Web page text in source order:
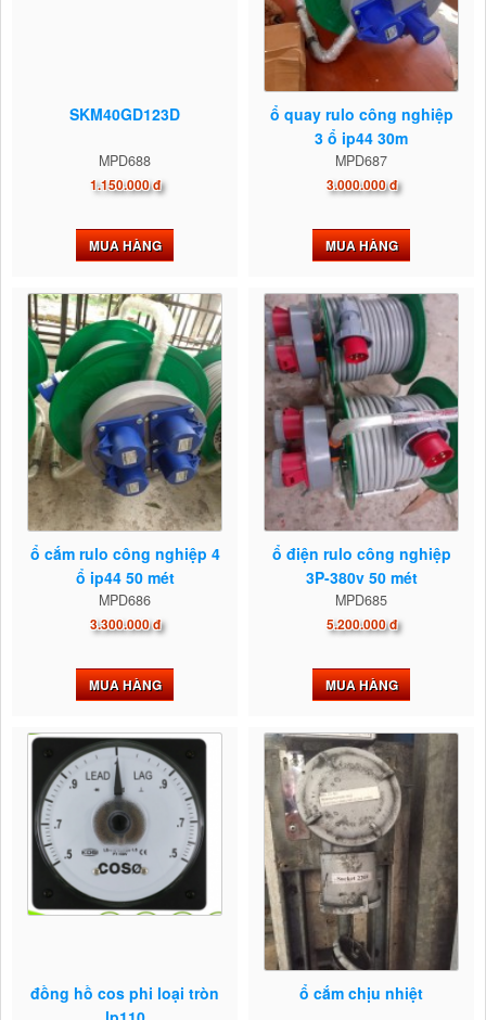
SKM40GD123D
MPD688
1.150.000 đ
MUA HÀNG
ổ quay rulo công nghiệp
3 ổ ip44 30m
MPD687
3.000.000 đ
MUA HÀNG
ổ cắm rulo công nghiệp 4
ổ ip44 50 mét
MPD686
3.300.000 đ
MUA HÀNG
ổ điện rulo công nghiệp
3P-380v 50 mét
MPD685
5.200.000 đ
MUA HÀNG
đồng hồ cos phi loại tròn
ổ cắm chịu nhiệt